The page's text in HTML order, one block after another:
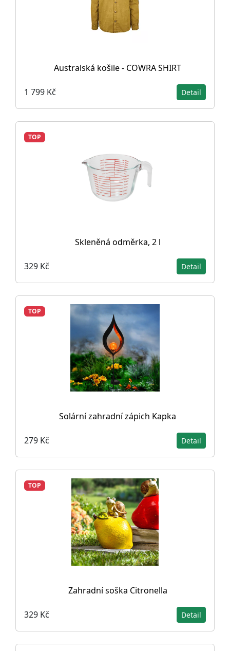
Australská košile - COWRA SHIRT
1 799 Kč Detail
TOP
Skleněná odměrka, 2 l
329 Kč Detail
TOP
Solární zahradní zápich Kapka
279 Kč Detail
TOP
Zahradní soška Citronella
329 Kč Detail